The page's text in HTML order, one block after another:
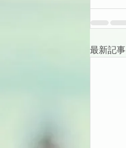
最新記事